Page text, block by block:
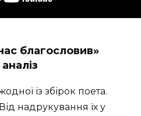
благословив»
із збірок поета.
надрукування їх у